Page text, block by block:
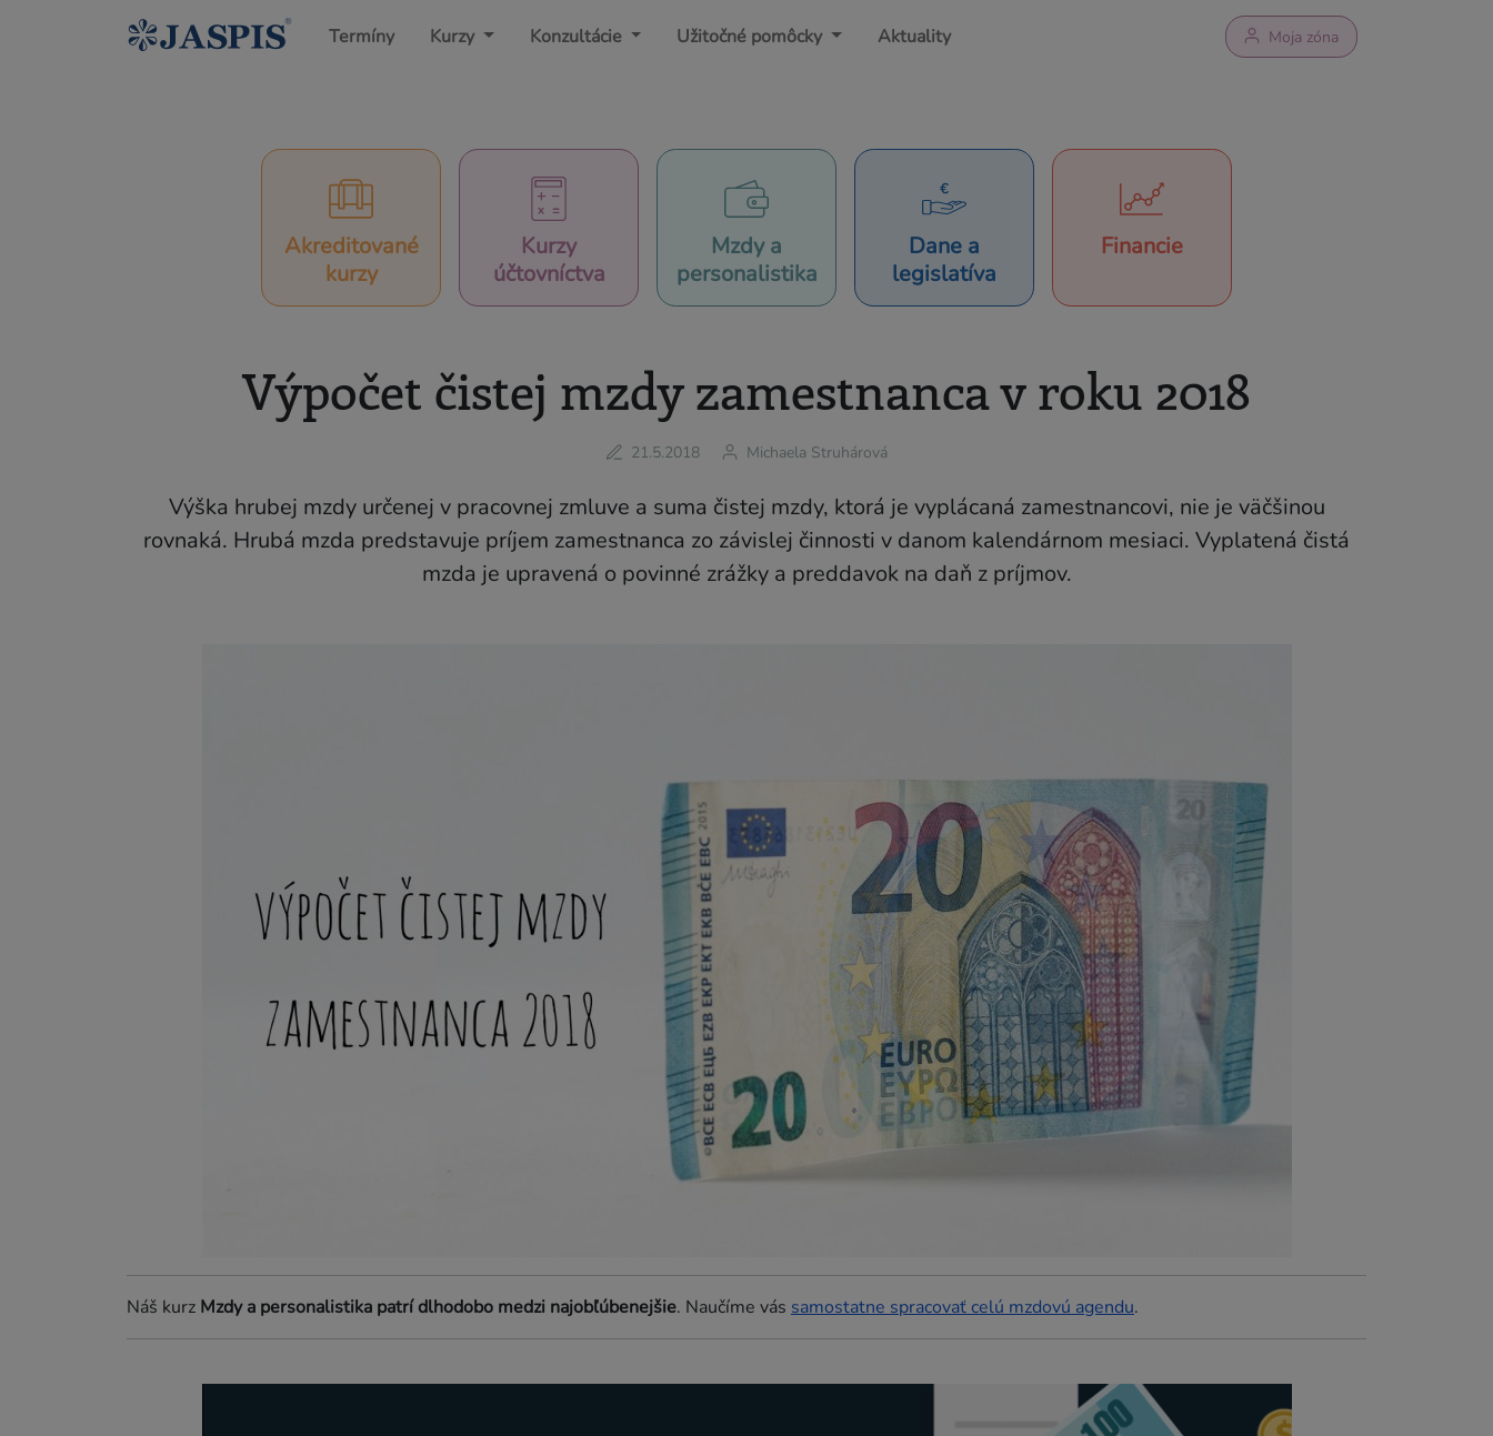
Termíny Kurzy Konzultácie Užitočné pomôcky Aktuality Moja zóna
Akreditované
kurzy
Kurzy
účtovníctva
Mzdy a
personalistika
Dane a
legislatíva
Financie
Výpočet čistej mzdy zamestnanca v roku 2018
21.5.2018 Michaela Struhárová
Výška hrubej mzdy určenej v pracovnej zmluve a suma čistej mzdy, ktorá je vyplácaná zamestnancovi, nie je väčšinou
rovnaká. Hrubá mzda predstavuje príjem zamestnanca zo závislej činnosti v danom kalendárnom mesiaci. Vyplatená čistá
mzda je upravená o povinné zrážky a preddavok na daň z príjmov.
Náš kurz Mzdy a personalistika patrí dlhodobo medzi najobľúbenejšie. Naučíme vás samostatne spracovať celú mzdovú agendu.